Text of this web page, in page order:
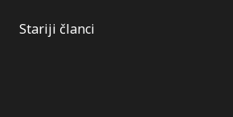
Kretanje
Stariji članci